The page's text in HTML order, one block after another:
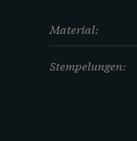
Material:
Stempelungen: